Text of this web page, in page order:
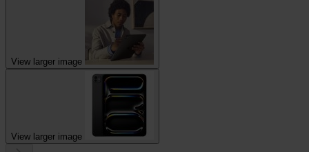
View larger image
View larger image